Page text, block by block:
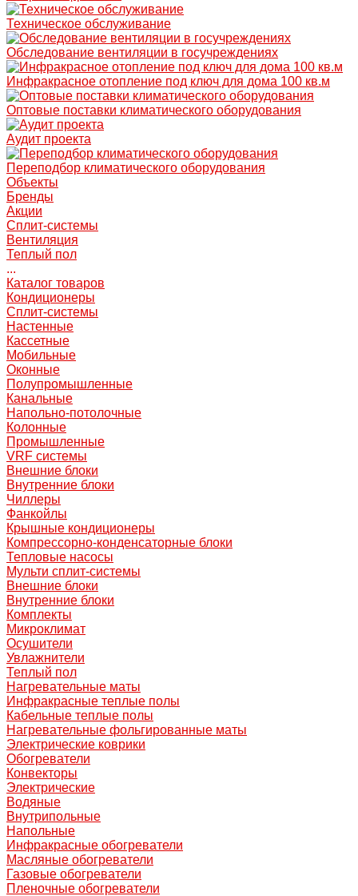
Техническое обслуживание
Обследование вентиляции в госучреждениях
Инфракрасное отопление под ключ для дома 100 кв.м
Оптовые поставки климатического оборудования
Аудит проекта
Переподбор климатического оборудования
Объекты
Бренды
Акции
Сплит-системы
Вентиляция
Теплый пол
...
Каталог товаров
Кондиционеры
Сплит-системы
Настенные
Кассетные
Мобильные
Оконные
Полупромышленные
Канальные
Напольно-потолочные
Колонные
Промышленные
VRF системы
Внешние блоки
Внутренние блоки
Чиллеры
Фанкойлы
Крышные кондиционеры
Компрессорно-конденсаторные блоки
Тепловые насосы
Мульти сплит-системы
Внешние блоки
Внутренние блоки
Комплекты
Микроклимат
Осушители
Увлажнители
Теплый пол
Нагревательные маты
Инфракрасные теплые полы
Кабельные теплые полы
Нагревательные фольгированные маты
Электрические коврики
Обогреватели
Конвекторы
Электрические
Водяные
Внутрипольные
Напольные
Инфракрасные обогреватели
Масляные обогреватели
Газовые обогреватели
Пленочные обогреватели